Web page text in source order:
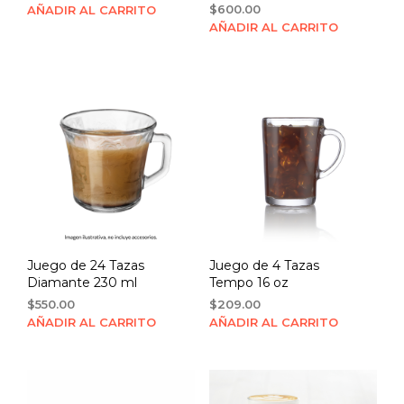
AÑADIR AL CARRITO
$600.00
AÑADIR AL CARRITO
Juego de 24 Tazas
Diamante 230 ml
$550.00
AÑADIR AL CARRITO
Juego de 4 Tazas
Tempo 16 oz
$209.00
AÑADIR AL CARRITO